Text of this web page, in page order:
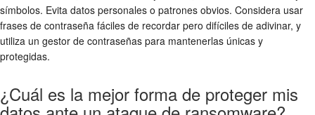
símbolos. Evita datos personales o patrones obvios. Considera usar
frases de contraseña fáciles de recordar pero difíciles de adivinar, y
utiliza un gestor de contraseñas para mantenerlas únicas y
protegidas.
¿Cuál es la mejor forma de proteger mis